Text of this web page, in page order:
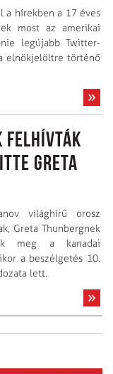
a hírekben a 17 éves
most az amerikai
legújabb Twitter-
elnökjelöltre történő
felhívták
Greta
világhírű orosz
Greta Thunbergnek
meg a kanadai
a beszélgetés 10.
lett.